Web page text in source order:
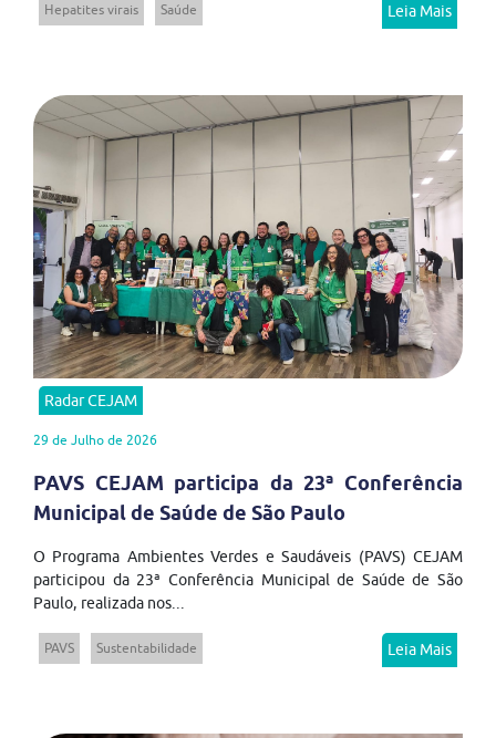
Hepatites virais Saúde Leia Mais
Radar CEJAM
29 de Julho de 2026
PAVS CEJAM participa da 23ª Conferência
Municipal de Saúde de São Paulo
O Programa Ambientes Verdes e Saudáveis (PAVS) CEJAM
participou da 23ª Conferência Municipal de Saúde de São
Paulo, realizada nos...
PAVS Sustentabilidade Leia Mais